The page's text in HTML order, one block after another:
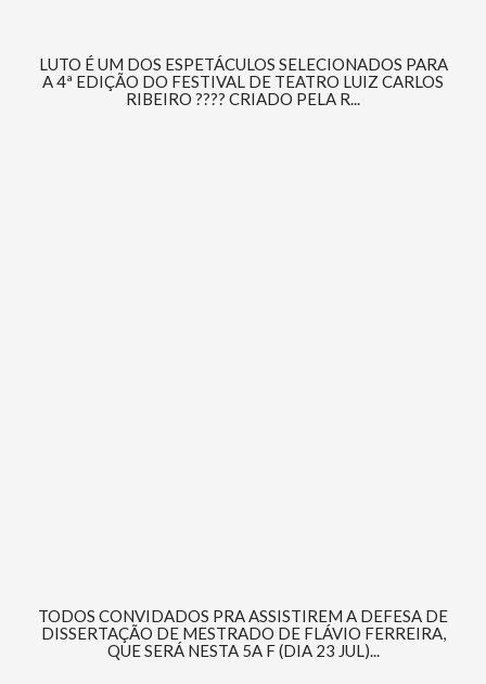
LUTO É UM DOS ESPETÁCULOS SELECIONADOS PARA
A 4ª EDIÇÃO DO FESTIVAL DE TEATRO LUIZ CARLOS
RIBEIRO ???? CRIADO PELA R...
TODOS CONVIDADOS PRA ASSISTIREM A DEFESA DE
DISSERTAÇÃO DE MESTRADO DE FLÁVIO FERREIRA,
QUE SERÁ NESTA 5A F (DIA 23 JUL)...